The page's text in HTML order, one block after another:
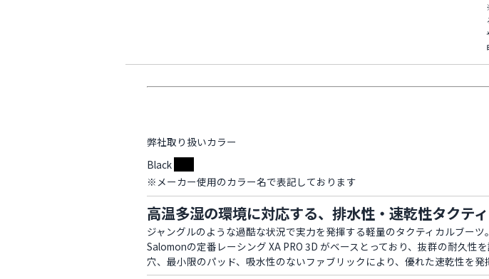
弊社取り扱いカラー
Black
※メーカー使用のカラー名で表記しております
高温多湿の環境に対応する、排水性・速乾性タクテ
ジャングルのような過酷な状況で実力を発揮する軽量のタクティカルブーツ。
Salomonの定番レーシング XA PRO 3D がベースとっており、抜群の耐久
穴、最小限のパッド、吸水性のないファブリックにより、優れた速乾性を発